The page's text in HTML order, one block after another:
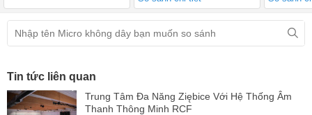
Tin tức liên quan
Trung Tâm Đa Năng Ziębice Với Hệ Thống Âm
Thanh Thông Minh RCF